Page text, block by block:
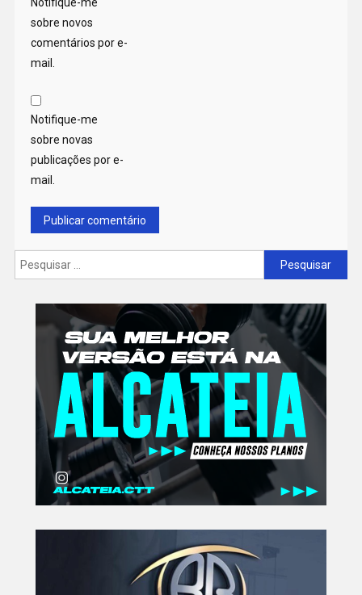
Notifique-me
sobre novos
comentários por e-
mail.
Notifique-me
sobre novas
publicações por e-
mail.
Pesquisar
por: